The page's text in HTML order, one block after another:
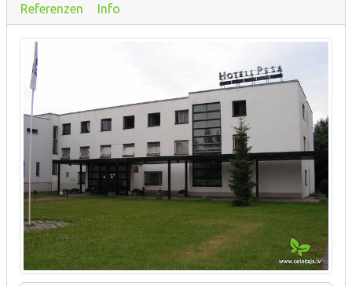
Referenzen Info